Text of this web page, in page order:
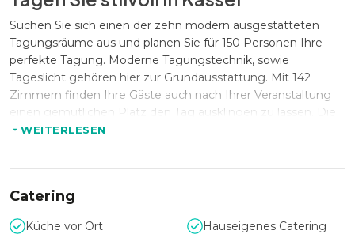
Suchen Sie sich einen der zehn modern ausgestatteten
Tagungsräume aus und planen Sie für 150 Personen Ihre
perfekte Tagung. Moderne Tagungstechnik, sowie
Tageslicht gehören hier zur Grundausstattung. Mit 142
Zimmern finden Ihre Gäste auch nach Ihrer Veranstaltung
einen gemütlichen Platz den Tag ausklingen zu lassen. Die
Personen, die wieder abreisen müssen, haben es mit 20
Minuten nicht weit zum Kasseler Hauptbahnhof. Mit dem
runden Ihren Aufenthalt ab.
WEITERLESEN
Catering
Küche vor Ort Hauseigenes Catering